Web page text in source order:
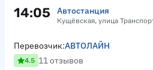
14:05 Автостанция
Кущёвская, улица
Перевозчик:АВТОЛАЙН
4.5 11 отзывов